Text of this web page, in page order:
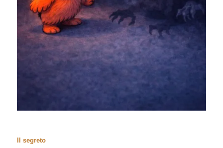
Il segreto